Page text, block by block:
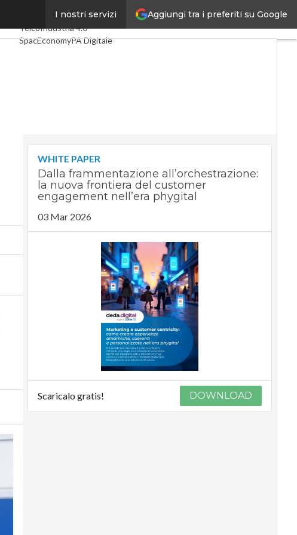
Aggiungi tra i preferiti su Google
I nostri servizi
Ultimi articoliDigital Economy
TelcoIndustria 4.0
SpacEconomyPA Digitale
WHITE PAPER
Dalla frammentazione all’orchestrazione:
la nuova frontiera del customer
engagement nell’era phygital
03 Mar 2026
Scaricalo gratis! DOWNLOAD